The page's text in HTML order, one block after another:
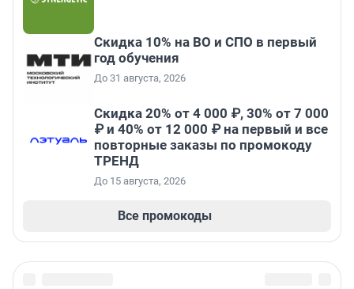
Скидка 10% на ВО и СПО в первый
год обучения
До 31 августа, 2026
Скидка 20% от 4 000 ₽, 30% от 7 000
₽ и 40% от 12 000 ₽ на первый и все
повторные заказы по промокоду
ТРЕНД
До 15 августа, 2026
Все промокоды